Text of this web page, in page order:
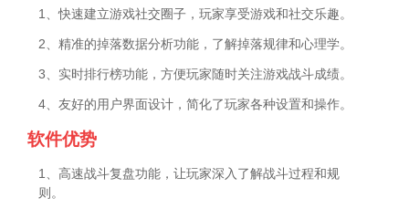
1、快速建立游戏社交圈子，玩家享受游戏和社交乐趣。
2、精准的掉落数据分析功能，了解掉落规律和心理学。
3、实时排行榜功能，方便玩家随时关注游戏战斗成绩。
4、友好的用户界面设计，简化了玩家各种设置和操作。
软件优势
1、高速战斗复盘功能，让玩家深入了解战斗过程和规
则。